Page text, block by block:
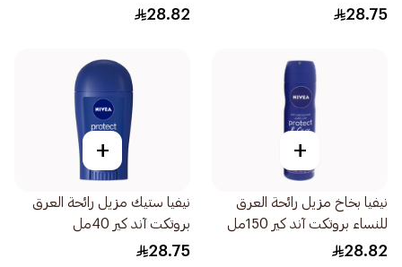
السوداء والبيضاء 40مل
28.75
الأصلي 150مل
28.82
+
نيفيا بخاخ مزيل رائحة العرق
للنساء بروتكت آند كير 150مل
28.82
+
نيفيا ستيك مزيل رائحة العرق
بروتكت آند كير 40مل
28.75